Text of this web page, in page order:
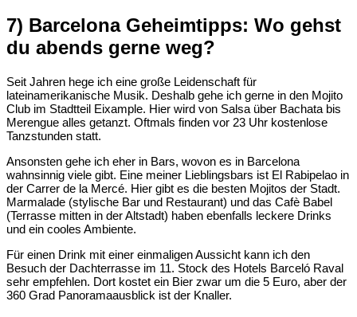
7) Barcelona Geheimtipps: Wo gehst
du abends gerne weg?
Seit Jahren hege ich eine große Leidenschaft für
lateinamerikanische Musik. Deshalb gehe ich gerne in den Mojito
Club im Stadtteil Eixample. Hier wird von Salsa über Bachata bis
Merengue alles getanzt. Oftmals finden vor 23 Uhr kostenlose
Tanzstunden statt.
Ansonsten gehe ich eher in Bars, wovon es in Barcelona
wahnsinnig viele gibt. Eine meiner Lieblingsbars ist El Rabipelao in
der Carrer de la Mercé. Hier gibt es die besten Mojitos der Stadt.
Marmalade (stylische Bar und Restaurant) und das Cafè Babel
(Terrasse mitten in der Altstadt) haben ebenfalls leckere Drinks
und ein cooles Ambiente.
Für einen Drink mit einer einmaligen Aussicht kann ich den
Besuch der Dachterrasse im 11. Stock des Hotels Barceló Raval
sehr empfehlen. Dort kostet ein Bier zwar um die 5 Euro, aber der
360 Grad Panoramaausblick ist der Knaller.